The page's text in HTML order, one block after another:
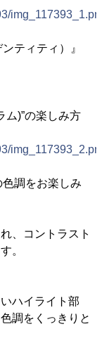
ティティ）』
ム)”の楽しみ方
調をお楽しみ
、コントラスト
。
ハイライト部
調をくっきりと